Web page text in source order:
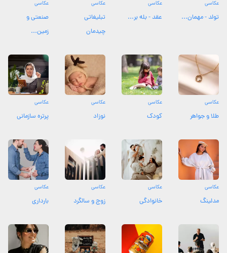
عکاسی
تولد - مهمان...
عکاسی
عقد - بله بر...
عکاسی
تبلیغاتی
چیدمان
عکاسی
صنعتی و
زمین...
عکاسی
طلا و جواهر
عکاسی
کودک
عکاسی
نوزاد
عکاسی
پرتره سازمانی
عکاسی
مدلینگ
عکاسی
خانوادگی
عکاسی
زوج و سالگرد
عکاسی
بارداری